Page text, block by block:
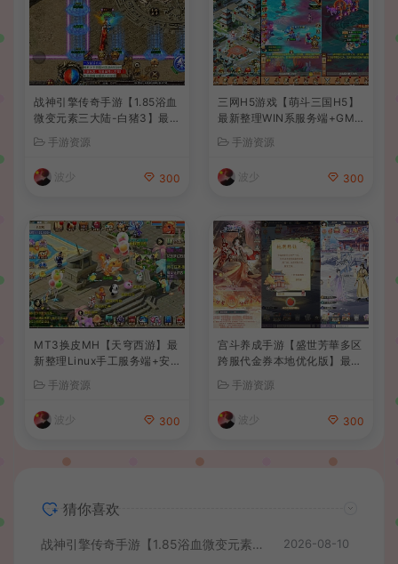
战神引擎传奇手游【1.85浴血
微变元素三大陆-白猪3】最新
苹果双端+GM授权后台+详细
搭建教程
手游资源
波少 300
三网H5游戏【萌斗三国H5】
最新整理WIN系服务端+GM
手游资源
波少 300
MT3换皮MH【天穹西游】最
新整理Linux手工服务端+安
卓苹果双端+GM后台+详细搭
建教程+全套源码+视频教程
手游资源
波少 300
宫斗养成手游【盛世芳華多区
跨服代金券本地优化版】最新
整理单机一键即玩端+Linux
手工服务端+CDK授权后台
+安卓+详细搭建教程
手游资源
波少 300
猜你喜欢
战神引擎传奇手游【1.85浴血微变元素三大陆-白猪3】最新整理Win系复古服务端+安卓苹果双端+GM授权后台+详细搭建教程 2026-08-10